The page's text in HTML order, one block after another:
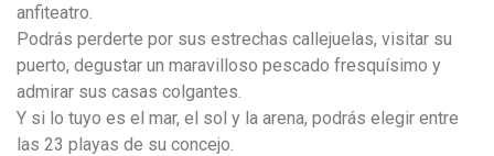
anfiteatro.
Podrás perderte por sus estrechas callejuelas, visitar su
puerto, degustar un maravilloso pescado fresquísimo y
admirar sus casas colgantes.
Y si lo tuyo es el mar, el sol y la arena, podrás elegir entre
las 23 playas de su concejo.